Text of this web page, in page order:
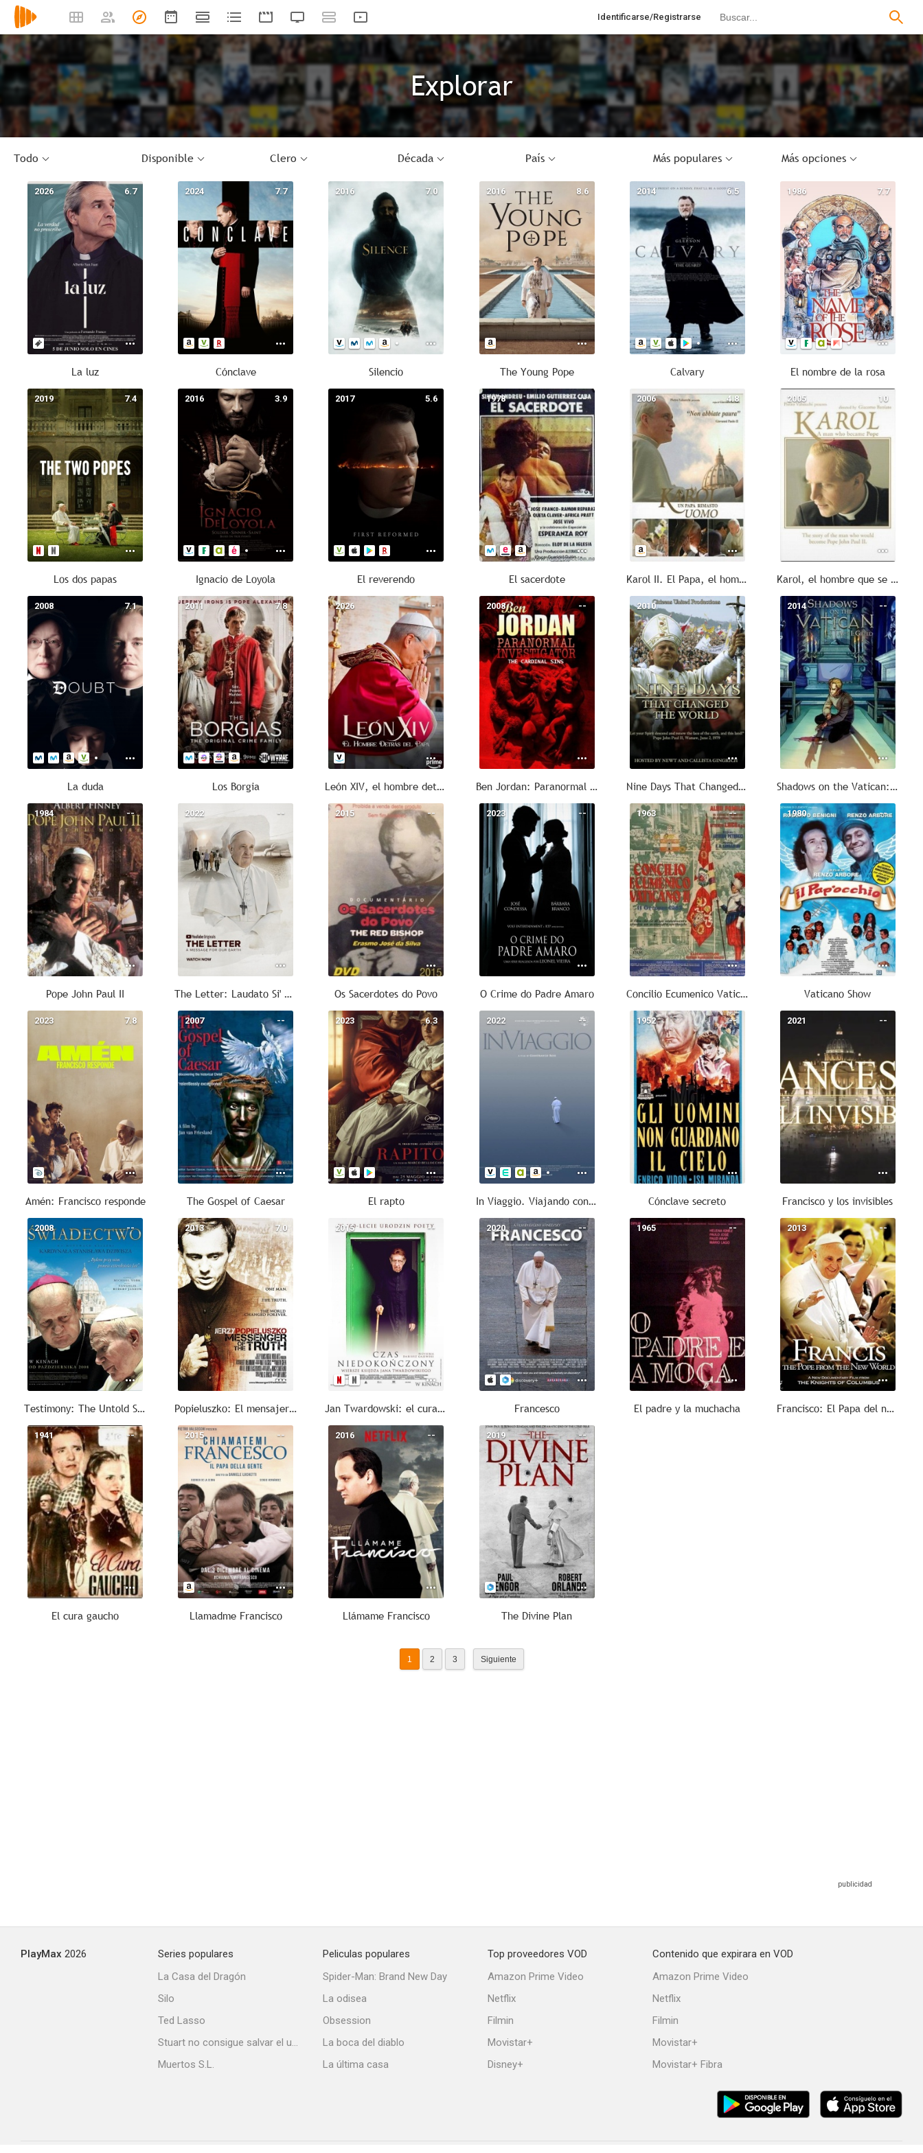
Identificarse/Registrarse
Explorar
Todo Disponible Clero Década País Más populares Más opciones
6.7
2026
La luz
7.7
2024
Cónclave
7.0
2016
Silencio
8.6
2016
The Young Pope
6.5
2014
Calvary
7.7
1986
El nombre de la rosa
7.4
2019
Los dos papas
3.9
2016
Ignacio de Loyola
5.6
2017
El reverendo
--
1978
El sacerdote
4.8
2006
Karol II. El Papa, el hombre
10
2005
Karol, el hombre que se convirtió en Papa
7.1
2008
La duda
7.8
2011
Los Borgia
--
2026
León XIV, el hombre detrás del Papa
--
2008
Ben Jordan: Paranormal Investigator 7
--
2010
Nine Days That Changed the World
--
2014
Shadows on the Vatican: Act I, Greed
--
1984
Pope John Paul II
--
2022
The Letter: Laudato Si' Film
--
2015
Os Sacerdotes do Povo
--
2023
O Crime do Padre Amaro
--
1963
Concilio Ecumenico Vaticano II: 11 ottobre 1962
--
1980
Vaticano Show
7.8
2023
Amén: Francisco responde
--
2007
The Gospel of Caesar
6.3
2023
El rapto
--
2022
In Viaggio. Viajando con el Papa Francisco
--
1952
Cónclave secreto
--
2021
Francisco y los invisibles
--
2008
Testimony: The Untold Story of Pope John Paul II
7.0
2013
Popieluszko: El mensajero de la verdad
--
2015
Jan Twardowski: el cura poeta
--
2020
Francesco
--
1965
El padre y la muchacha
--
2013
Francisco: El Papa del nuevo mundo
--
1941
El cura gaucho
--
2015
Llamadme Francisco
--
2016
Llámame Francisco
--
2019
The Divine Plan
1 2 3 Siguiente
PlayMax 2026
Series populares
La Casa del Dragón
Silo
Ted Lasso
Stuart no consigue salvar el universo
Muertos S.L.
Peliculas populares
Spider-Man: Brand New Day
La odisea
Obsession
La boca del diablo
La última casa
Top proveedores VOD
Amazon Prime Video
Netflix
Filmin
Movistar+
Disney+
Contenido que expirara en VOD
Amazon Prime Video
Netflix
Filmin
Movistar+
Movistar+ Fibra